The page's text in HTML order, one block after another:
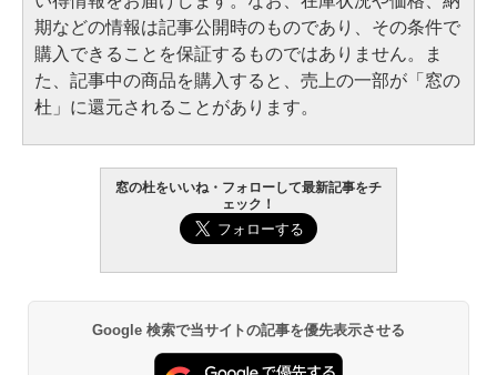
期などの情報は記事公開時のものであり、その条件で
購入できることを保証するものではありません。ま
た、記事中の商品を購入すると、売上の一部が「窓の
杜」に還元されることがあります。
窓の杜をいいね・フォローして最新記事をチ
ェック！
Google 検索で当サイトの記事を優先表示させる